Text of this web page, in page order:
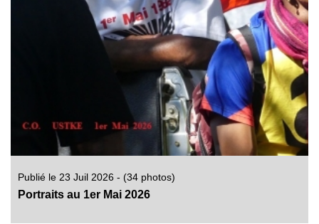
Publié le 23 Juil 2026 - (34 photos)
Portraits au 1er Mai 2026